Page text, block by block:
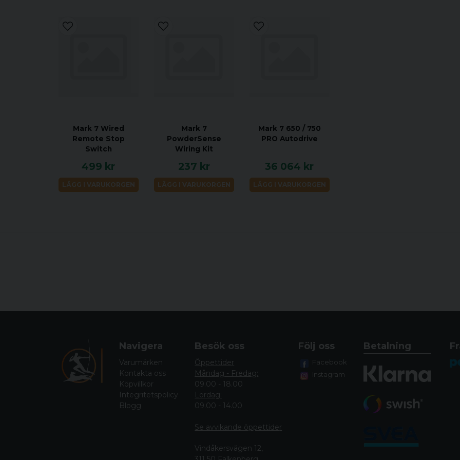
Mark 7 Wired
Remote Stop
Switch
499 kr
LÄGG I VARUKORGEN
Mark 7
PowderSense
Wiring Kit
237 kr
LÄGG I VARUKORGEN
Mark 7 650 / 750
PRO Autodrive
36 064 kr
LÄGG I VARUKORGEN
Navigera
Varumärken
Kontakta oss
Köpvillkor
Integritetspolicy
Blogg
Besök oss
Öppettider
Måndag - Fredag:
09.00 - 18.00
Lördag:
09.00 - 14.00
Se avvikande öppettider
Vindåkersvägen 12,
Följ oss
Facebook
Instagram
Betalning